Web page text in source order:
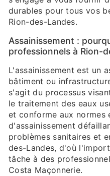
durables pour tous vos
Rion-des-Landes.
Assainissement :
professionnels à Rion-
L'assainissement est un
bâtiment ou
s'agit du processus
le traitement des eaux
et conforme aux normes
d'assainissement
problèmes sanitaires et
des-Landes, d'où
tâche à des
Costa Maçonnerie.